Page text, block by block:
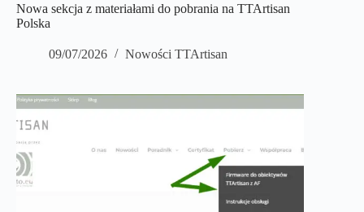
Nowa sekcja z materiałami do pobrania na TTArtisan
Polska
09/07/2026 Nowości TTArtisan